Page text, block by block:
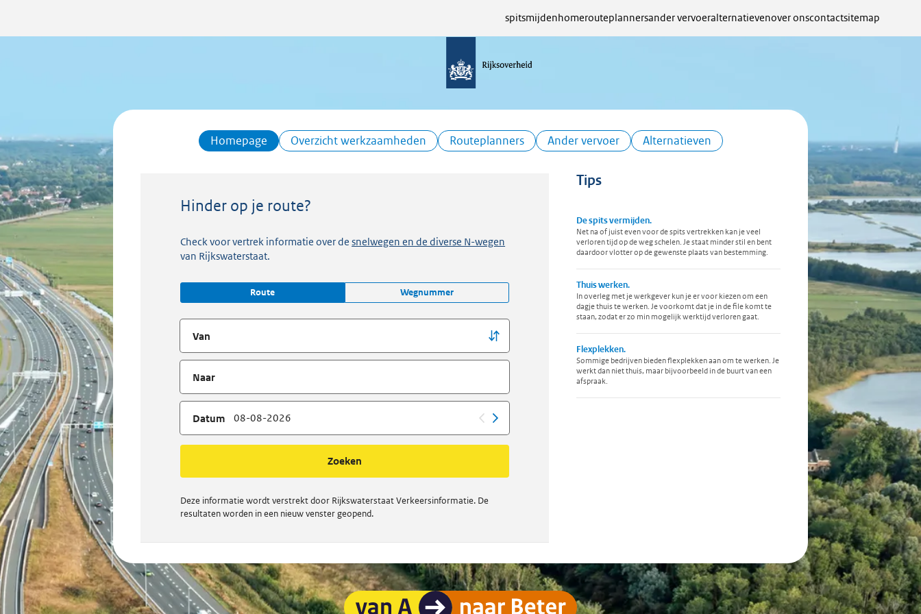
spitsmijdenhomerouteplannersander vervoeralternatievenover onscontactsitemap
Homepage Overzicht werkzaamheden Routeplanners Ander vervoer Alternatieven
Hinder op je route?
Check voor vertrek informatie over desnelwegen en de diverse N-wegen
van Rijkswaterstaat.
Route Wegnummer
Van
Naar
Datum
Zoeken
Deze informatie wordt verstrekt door Rijkswaterstaat Verkeersinformatie. De
resultaten worden in een nieuw venster geopend.
Tips
De spits vermijden.
Net na of juist even voor de spits vertrekken kan je veel
verloren tijd op de weg schelen. Je staat minder stil en bent
daardoor vlotter op de gewenste plaats van bestemming.
Thuis werken.
In overleg met je werkgever kun je er voor kiezen om een
dagje thuis te werken. Je voorkomt dat je in de file komt te
staan, zodat er zo min mogelijk werktijd verloren gaat.
Flexplekken.
Sommige bedrijven bieden flexplekken aan om te werken. Je
werkt dan niet thuis, maar bijvoorbeeld in de buurt van een
afspraak.